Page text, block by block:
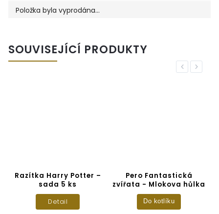
Položka byla vyprodána…
SOUVISEJÍCÍ PRODUKTY
Previous
Razítka Harry Potter –
sada 5 ks
Detail
Pero Fantastická
zvířata - Mlokova hůlka
Do kotlíku
Next